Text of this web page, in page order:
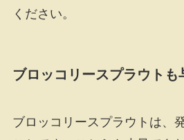
ください。
ブロッコリースプラウトも
ブロッコリースプラウトは、